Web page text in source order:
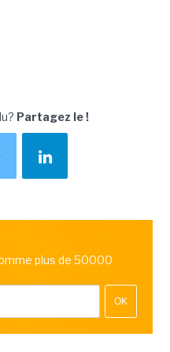
Partagez le !
plus de 50000
OK